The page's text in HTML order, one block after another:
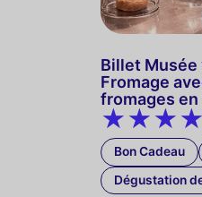
Billet Musée
Fromage
fromages
Bon Cadeau
Dégustation